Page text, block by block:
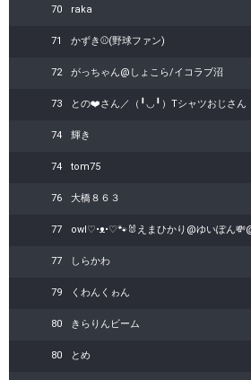
70 raka
71 かずき⚾️(野球ファン)
72 がっちゃん@しょこら/イコラブ沼
73 との❤️さん／（╹◡╹）Tシャツおじさん
74 輝き
74 tom75
76 大橋８６３
77 owl♡•ᴥ•♡🐾🐰えまひかり@ゆいぽん
77 しらかわ
79 くわんくゎん
80 きらりんビーム
80 とめ